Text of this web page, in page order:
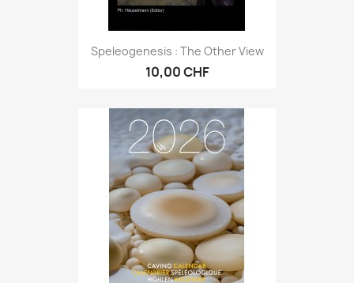
Speleogenesis : The Other View
10,00 CHF